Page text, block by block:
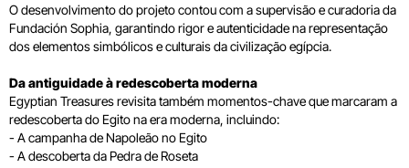
O desenvolvimento do projeto contou com a supervisão e curadoria da
Fundación Sophia, garantindo rigor e autenticidade na representação
dos elementos simbólicos e culturais da civilização egípcia.
Da antiguidade à redescoberta moderna
Egyptian Treasures revisita também momentos-chave que marcaram a
redescoberta do Egito na era moderna, incluindo:
- A campanha de Napoleão no Egito
- A descoberta da Pedra de Roseta